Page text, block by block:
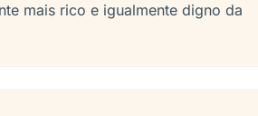
mais rico e igualmente digno da